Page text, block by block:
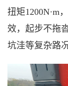
扭矩1200N·m
效，起步不拖
坑洼等复杂路